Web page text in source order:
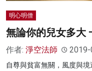
明心明僧
無論你的兒女多大
作者: 淨空法師
自尊與貧富無關，風度與